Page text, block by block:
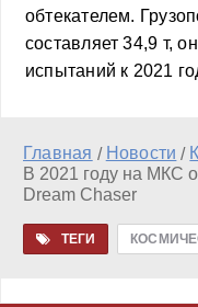
обтекателем.
составляет 34,9 т,
испытаний к 2021
Главная / Новости /
В 2021 году на МКС
Dream Chaser
ТЕГИ